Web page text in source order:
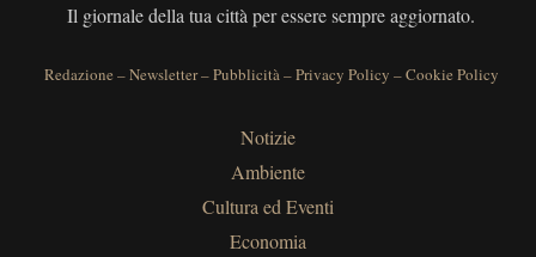
Il giornale della tua città per essere sempre aggiornato.
Redazione –Newsletter–Pubblicità–Privacy Policy –Cookie Policy
Notizie
Ambiente
Cultura ed Eventi
Economia